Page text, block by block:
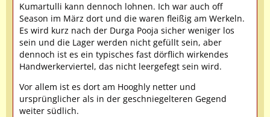
Kumartulli kann dennoch lohnen. Ich war auch off
Season im März dort und die waren fleißig am Werkeln.
Es wird kurz nach der Durga Pooja sicher weniger los
sein und die Lager werden nicht gefüllt sein, aber
dennoch ist es ein typisches fast dörflich wirkendes
Handwerkerviertel, das nicht leergefegt sein wird.
Vor allem ist es dort am Hooghly netter und
ursprünglicher als in der geschniegelteren Gegend
weiter südlich.